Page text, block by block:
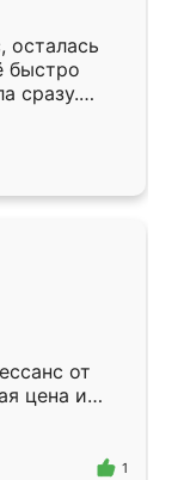
здесь.
осталась
быстро
сразу.
к
Собрали
даже
от
цена и
1